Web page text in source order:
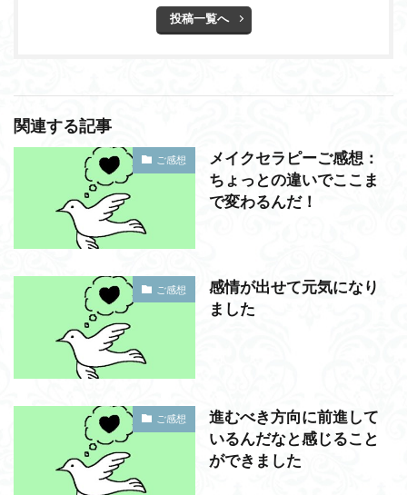
投稿一覧へ
関連する記事
ご感想
メイクセラピーご感想：
ちょっとの違いでここま
で変わるんだ！
ご感想
感情が出せて元気になり
ました
ご感想
進むべき方向に前進して
いるんだなと感じること
ができました